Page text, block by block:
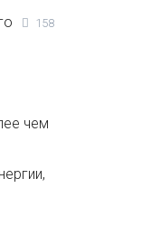
158
чем